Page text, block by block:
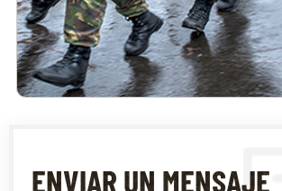
ENVIAR UN MENSAJE